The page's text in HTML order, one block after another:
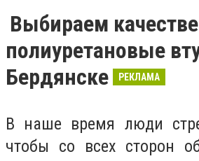
Выбираем
полиуретановые
Бердянске
РЕКЛАМА
В наше время люди
чтобы со всех сторон